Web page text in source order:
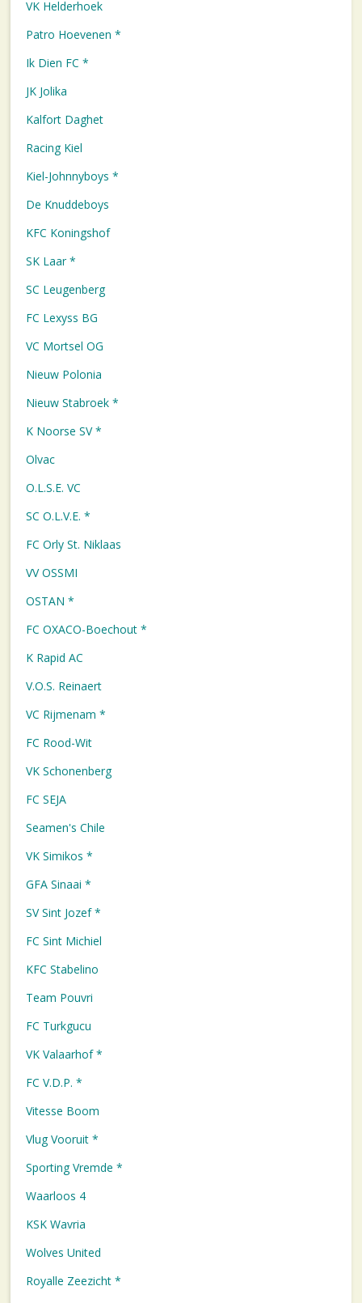
VK Helderhoek
Patro Hoevenen *
Ik Dien FC *
JK Jolika
Kalfort Daghet
Racing Kiel
Kiel-Johnnyboys *
De Knuddeboys
KFC Koningshof
SK Laar *
SC Leugenberg
FC Lexyss BG
VC Mortsel OG
Nieuw Polonia
Nieuw Stabroek *
K Noorse SV *
Olvac
O.L.S.E. VC
SC O.L.V.E. *
FC Orly St. Niklaas
VV OSSMI
OSTAN *
FC OXACO-Boechout *
K Rapid AC
V.O.S. Reinaert
VC Rijmenam *
FC Rood-Wit
VK Schonenberg
FC SEJA
Seamen's Chile
VK Simikos *
GFA Sinaai *
SV Sint Jozef *
FC Sint Michiel
KFC Stabelino
Team Pouvri
FC Turkgucu
VK Valaarhof *
FC V.D.P. *
Vitesse Boom
Vlug Vooruit *
Sporting Vremde *
Waarloos 4
KSK Wavria
Wolves United
Royalle Zeezicht *